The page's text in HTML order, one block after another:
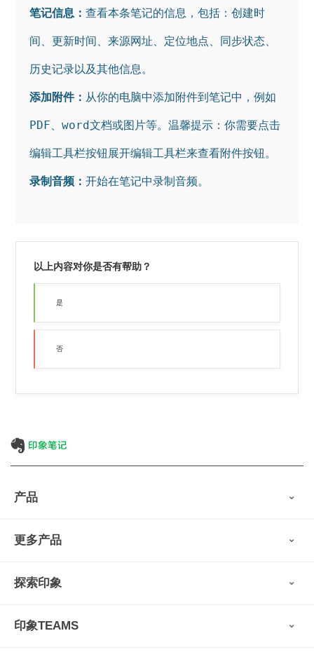
笔记信息：查看本条笔记的信息，包括：创建时
间、更新时间、来源网址、定位地点、同步状态、
添加附件： 从你的电脑中添加附件到笔记中，例如
PDF、word文档或图片等。温馨提示：你需要点击
录制音频：开始在笔记中录制音频。
以上内容对你是否有帮助？
是
否
产品
会员权益
印象笔记·剪藏
更多产品
印象图记
墨笔
扫描宝
探索印象
用户故事
印象TEAMS